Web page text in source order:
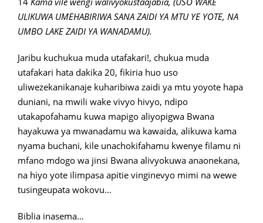
ULIKUWA UMEHABIRIWA SANA ZAIDI YA MTU YE YOTE, NA
UMBO LAKE ZAIDI YA WANADAMU).
Jaribu kuchukua muda utafakari!, chukua muda
utafakari hata dakika 20, fikiria huo uso
uliwezekanikanaje kuharibiwa zaidi ya mtu yoyote hapa
duniani, na mwili wake vivyo hivyo, ndipo
utakapofahamu kuwa mapigo aliyopigwa Bwana
hayakuwa ya mwanadamu wa kawaida, alikuwa kama
nyama buchani, kile unachokifahamu kwenye filamu ni
mfano mdogo wa jinsi Bwana alivyokuwa anaonekana,
na hiyo yote ilimpasa apitie vinginevyo mimi na wewe
tusingeupata wokovu…
Biblia inasema…